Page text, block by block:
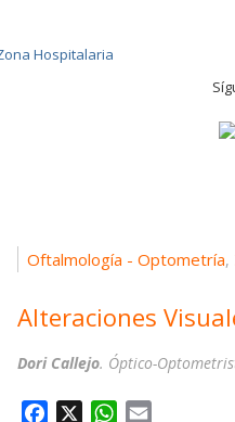
Oftalmología - Optometría,
Alteraciones
Dori Callejo. Óptico-
W